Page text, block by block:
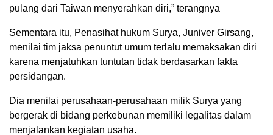
pulang dari Taiwan menyerahkan diri,” terangnya
Sementara itu, Penasihat hukum Surya, Juniver Girsang,
menilai tim jaksa penuntut umum terlalu memaksakan diri
karena menjatuhkan tuntutan tidak berdasarkan fakta
persidangan.
Dia menilai perusahaan-perusahaan milik Surya yang
bergerak di bidang perkebunan memiliki legalitas dalam
menjalankan kegiatan usaha.